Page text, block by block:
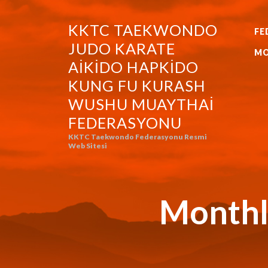
KKTC TAEKWONDO
JUDO KARATE
AIKIDO HAPKIDO
KUNG FU KURASH
WUSHU MUAYTHAI
FEDERASYONU
KKTC Taekwondo Federasyonu Resmi
Web Sitesi
KKTC TAEKWONDO JUDO